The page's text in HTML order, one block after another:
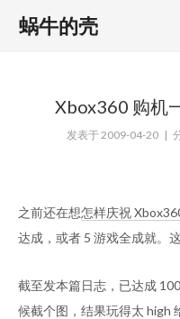
蜗牛的壳
Xbox360 购机
发表于2009-04-20 |
之前还在想怎样庆祝
达成，或者 5 游戏全成就。
截至发本篇日志，已达成
候截个图，结果玩得太 high